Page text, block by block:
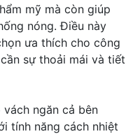
mỹ mà còn giúp
nóng. Điều này
ưa thích cho công
sự thoải mái và tiết
ngăn cả bên
tính năng cách nhiệt